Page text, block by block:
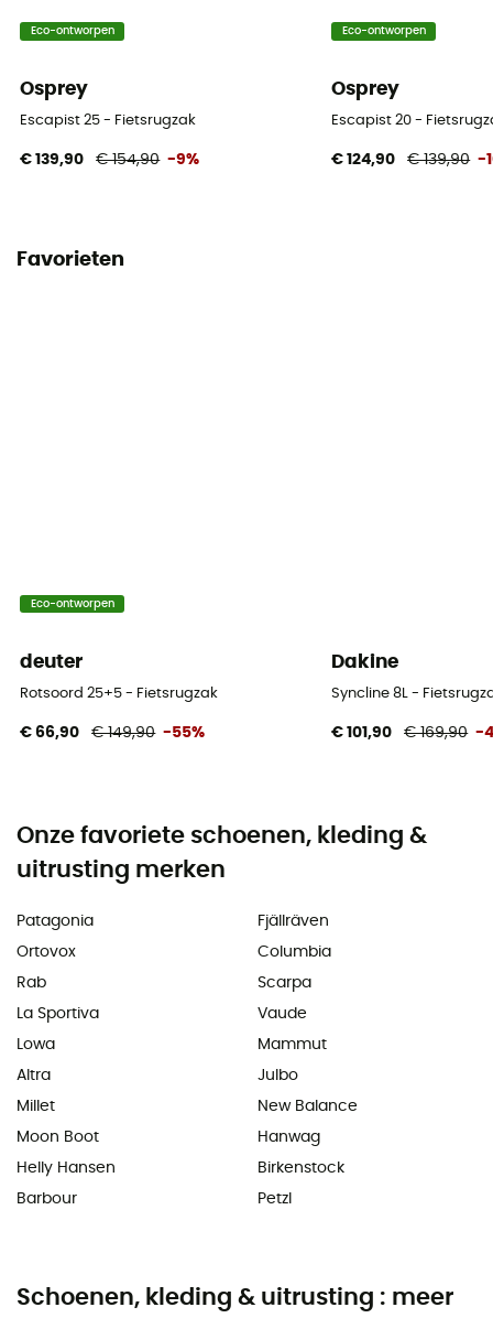
Eco-ontworpen
Osprey
Escapist 25 - Fietsrugzak
€ 139,90 € 154,90 -9%
Eco-ontworpen
Osprey
Escapist 20 -
€ 124,90 € 139,90 -
Favorieten
Eco-ontworpen
deuter
Rotsoord 25+5 - Fietsrugzak
€ 66,90 € 149,90 -55%
Dakine
Syncline 8L -
€ 101,90 € 169,90 -
Onze favoriete schoenen, kleding &
uitrusting merken
Patagonia
Ortovox
Rab
La Sportiva
Lowa
Altra
Millet
Moon Boot
Helly Hansen
Barbour
Fjällräven
Columbia
Scarpa
Vaude
Mammut
Julbo
New Balance
Hanwag
Birkenstock
Petzl
Schoenen, kleding & uitrusting : meer